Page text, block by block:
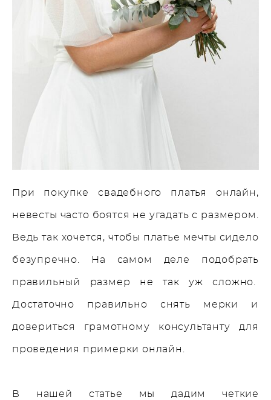
При покупке свадебного платья онлайн,
невесты часто боятся не угадать с размером.
Ведь так хочется, чтобы платье мечты сидело
безупречно. На самом деле подобрать
правильный размер не так уж сложно.
Достаточно правильно снять мерки и
довериться грамотному консультанту для
проведения примерки онлайн.
В нашей статье мы дадим четкие